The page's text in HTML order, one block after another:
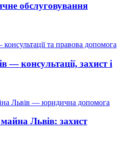
обслуговування
— консультації, захист і
Львів: захист